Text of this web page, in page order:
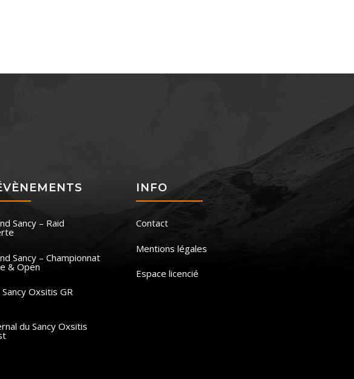
Sancy – Raid
Sancy – Championnat
& Open
Oxsitis GR
du Sancy Oxsitis
INFO
Contact
Mentions légales
Espace licencié